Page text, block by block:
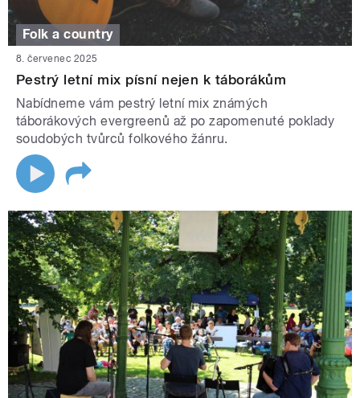
Folk a country
8. červenec 2025
Pestrý letní mix písní nejen k táborákům
Nabídneme vám pestrý letní mix známých
táborákových evergreenů až po zapomenuté poklady
soudobých tvůrců folkového žánru.